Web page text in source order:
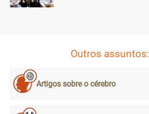
Outros assuntos:
Artigos sobre o cérebro